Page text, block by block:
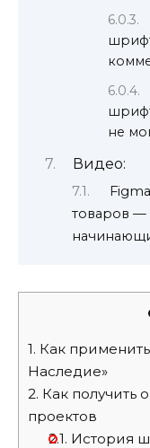
не
Видео:
товаров —
1. Как
Наследие»
2. Как получить
проектов
2.1. История